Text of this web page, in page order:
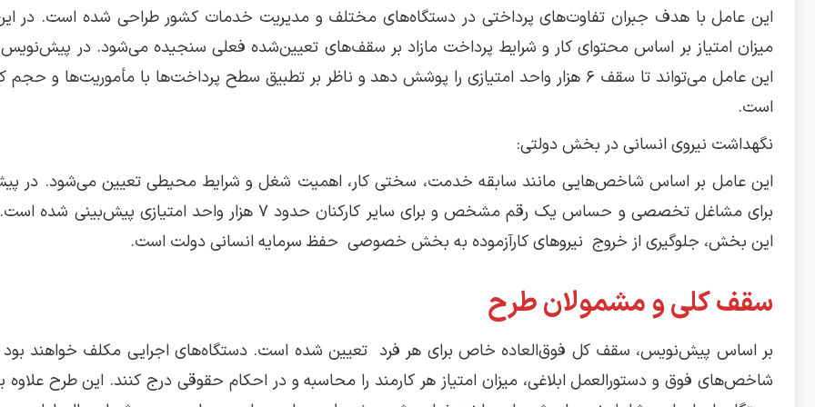
این عامل با هدف جبران تفاوت‌های پرداختی در دستگاه‌های مختلف و مدیریت خدمات کشور طراحی شده است. در
میزان امتیاز بر اساس محتوای کار و شرایط پرداخت مازاد بر سقف‌های تعیین‌شده فعلی سنجیده می‌شود. در
این عامل می‌تواند تا سقف 6 هزار واحد امتیازی را پوشش دهد و ناظر بر تطبیق سطح پرداخت‌ها با مأموریت‌ها و
است.
نگهداشت نیروی انسانی در بخش دولتی:
این عامل بر اساس شاخص‌هایی مانند سابقه خدمت، سختی کار، اهمیت شغل و شرایط محیطی تعیین می‌شود. در
برای مشاغل تخصصی و حساس یک رقم مشخص و برای سایر کارکنان حدود 7 هزار واحد امتیازی
این بخش، جلوگیری از خروج نیروهای کارآزموده به بخش خصوصی حفظ سرمایه انسانی دولت است.
سقف کلی و مشمولان طرح
بر اساس پیش‌نویس، سقف کل فوق‌العاده خاص برای هر فرد تعیین شده است. دستگاه‌های اجرایی مکلف خواهند بود
شاخص‌های فوق و دستورالعمل ابلاغی، میزان امتیاز هر کارمند را محاسبه و در احکام حقوقی درج کنند. این طرح علاوه